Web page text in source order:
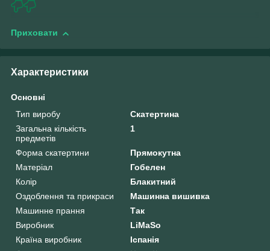
Приховати
Характеристики
Основні
Тип виробу
Скатертина
Загальна кількість
предметів
1
Форма скатертини
Прямокутна
Матеріал
Гобелен
Колір
Блакитний
Оздоблення та прикраси
Машинна вишивка
Машинне прання
Так
Виробник
LiMaSo
Країна виробник
Іспанія